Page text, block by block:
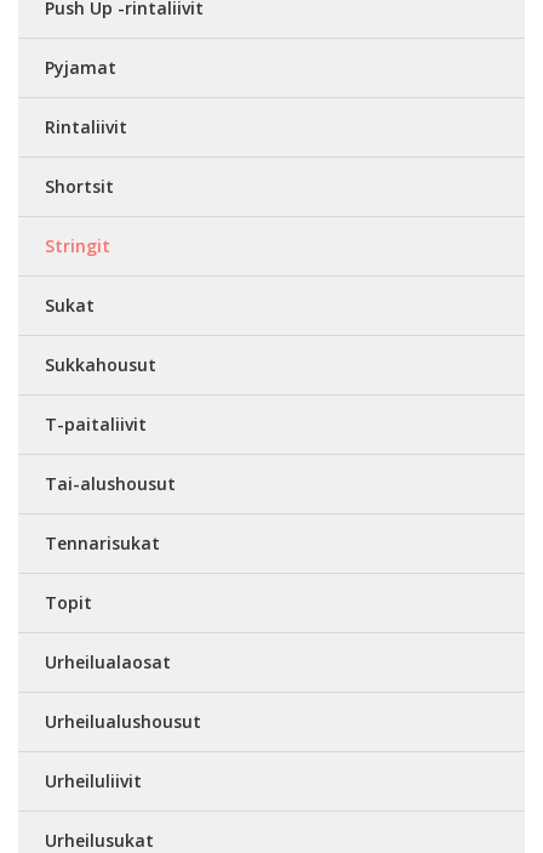
Push Up -rintaliivit
Pyjamat
Rintaliivit
Shortsit
Stringit
Sukat
Sukkahousut
T-paitaliivit
Tai-alushousut
Tennarisukat
Topit
Urheilualaosat
Urheilualushousut
Urheiluliivit
Urheilusukat